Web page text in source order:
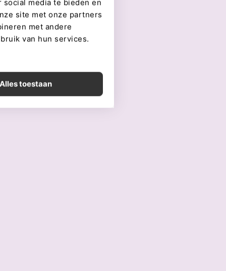
media te bieden en
site met onze partners
met andere
van hun services.
Alles toestaan